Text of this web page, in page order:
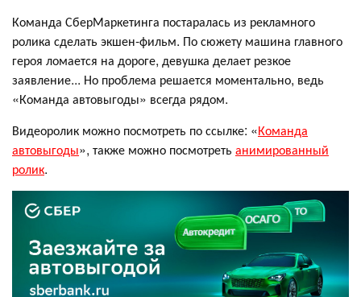
Команда СберМаркетинга постаралась из рекламного
ролика сделать экшен-фильм. По сюжету машина главного
героя ломается на дороге, девушка делает резкое
заявление... Но проблема решается моментально, ведь
«Команда автовыгоды» всегда рядом.
Видеоролик можно посмотреть по ссылке: «Команда
автовыгоды», также можно посмотреть анимированный
ролик.